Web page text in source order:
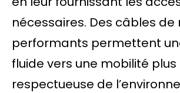
nécessaires. Des câbles
performants permettent
fluide vers une mobilité plus
respectueuse de